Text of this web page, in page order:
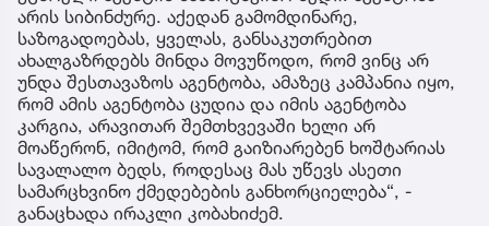
არის სიბინძურე. აქედან გამომდინარე,
საზოგადოებას, ყველას, განსაკუთრებით
ახალგაზრდებს მინდა მოვუწოდო, რომ ვინც არ
უნდა შესთავაზოს აგენტობა, ამაზეც კამპანია იყო,
რომ ამის აგენტობა ცუდია და იმის აგენტობა
კარგია, არავითარ შემთხვევაში ხელი არ
მოაწერონ, იმიტომ, რომ გაიზიარებენ ხოშტარიას
სავალალო ბედს, როდესაც მას უწევს ასეთი
სამარცხვინო ქმედებების განხორციელება“, -
განაცხადა ირაკლი კობახიძემ.